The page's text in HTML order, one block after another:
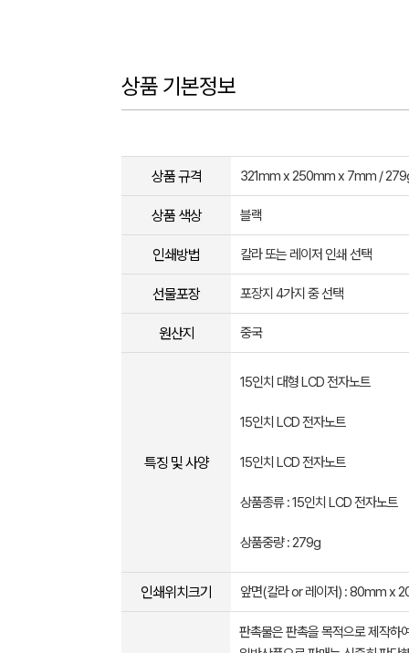
상품 기본정보
상품 규격 321mm x 250mm x 7mm /
상품 색상 블랙
인쇄방법 칼라 또는 레이저 인쇄 선택
선물포장 포장지 4가지 중 선택
원산지 중국
특징 및 사양
15인치 대형 LCD 전자노트
15인치 LCD 전자노트
15인치 LCD 전자노트
상품종류 : 15인치 LCD 전자노트
상품중량 : 279g
인쇄위치크기 앞면(칼라 or 레이저) : 80mm x
판촉물은 판촉을 목적으로 제작하